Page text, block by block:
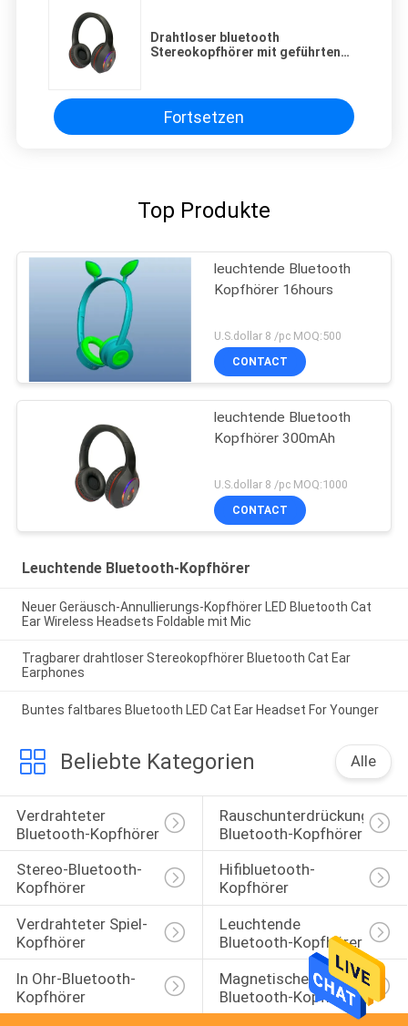
Drahtloser bluetooth
Stereokopfhörer mit geführten
Fortsetzen
Top Produkte
leuchtende Bluetooth
Kopfhörer 16hours
U.S.dollar 8 /pc MOQ:500
CONTACT
leuchtende Bluetooth
Kopfhörer 300mAh
U.S.dollar 8 /pc MOQ:1000
CONTACT
Leuchtende Bluetooth-Kopfhörer
Neuer Geräusch-Annullierungs-Kopfhörer LED Bluetooth Cat
Ear Wireless Headsets Foldable mit Mic
Tragbarer drahtloser Stereokopfhörer Bluetooth Cat Ear
Earphones
Buntes faltbares Bluetooth LED Cat Ear Headset For Younger
Beliebte Kategorien Alle
Verdrahteter
Bluetooth-Kopfhörer
Rauschunterdrückungs-
Bluetooth-Kopfhörer
Stereo-Bluetooth-
Kopfhörer
Hifibluetooth-
Kopfhörer
Verdrahteter Spiel-
Kopfhörer
Leuchtende
Bluetooth-Kopfhörer
In Ohr-Bluetooth-
Kopfhörer
Magnetische Sport-
Bluetooth-Kopfhörer